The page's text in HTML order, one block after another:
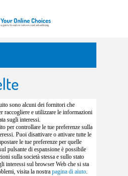
sono alcuni dei fornitori che
raccogliere e utilizzare le informazioni
sugli interessi.
per controllare le tue preferenze sulla
Puoi disattivare o attivare tutte le
le tue preferenze per quelle
pulsante di espansione è possibile
sulla società stessa e sullo stato
interessi sul browser Web che si sta
visita la nostra pagina di aiuto.